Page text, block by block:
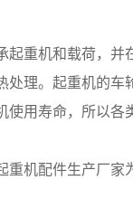
起重机和载荷，并
处理。起重机的
使用寿命，所以各
重机配件生产厂家